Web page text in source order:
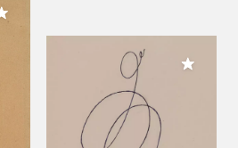
Meiner Sammlung hinzufügen
Meiner